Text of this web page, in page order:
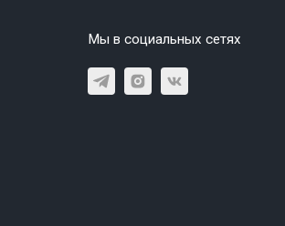
Мы в социальных сетях